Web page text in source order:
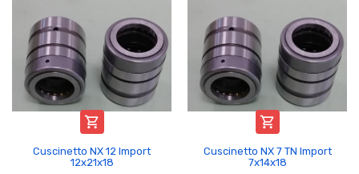

Cuscinetto NX 12 Import
12x21x18

Cuscinetto NX 7 TN Import
7x14x18